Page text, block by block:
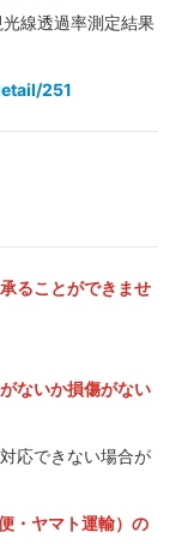
線透過率測定結果
251
承ることができませ
ないか損傷がない
応できない場合が
・ヤマト運輸）の